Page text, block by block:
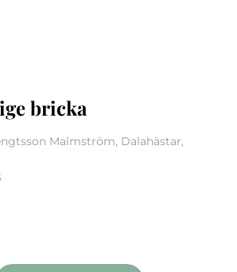
bricka
Malmström, Dalahästar,